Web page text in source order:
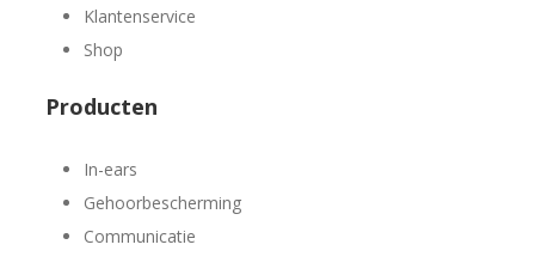
Klantenservice
Shop
Producten
In-ears
Gehoorbescherming
Communicatie